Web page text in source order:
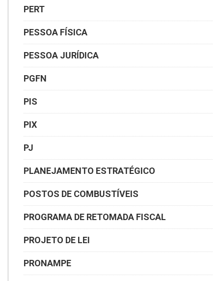
PERT
PESSOA FÍSICA
PESSOA JURÍDICA
PGFN
PIS
PIX
PJ
PLANEJAMENTO ESTRATÉGICO
POSTOS DE COMBUSTÍVEIS
PROGRAMA DE RETOMADA FISCAL
PROJETO DE LEI
PRONAMPE